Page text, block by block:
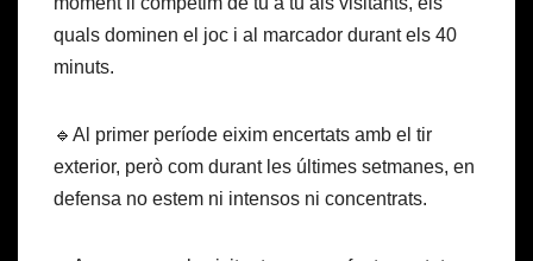
quals dominen el joc i al marcador durant els 40
minuts.
🔹Al primer període eixim encertats amb el tir
exterior, però com durant les últimes setmanes, en
defensa no estem ni intensos ni concentrats.